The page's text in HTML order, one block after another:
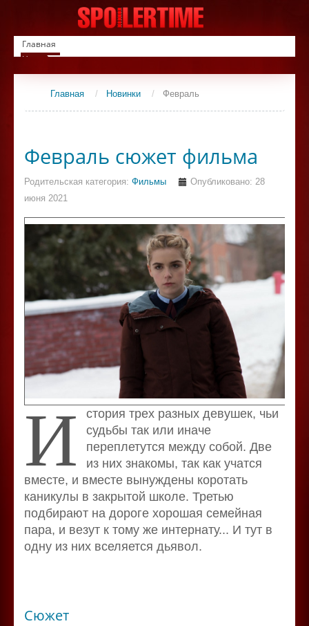
Главная
Новинки
Список фильмов
СериалыГлавная / Новинки / Февраль
Февраль сюжет фильма
Родительская категория: Фильмы
Опубликовано: 28
июня 2021
И стория трех разных девушек, чьи
судьбы так или иначе
переплетутся между собой. Две
из них знакомы, так как учатся
вместе, и вместе вынуждены коротать
каникулы в закрытой школе. Третью
подбирают на дороге хорошая семейная
пара, и везут к тому же интернату... И тут в
одну из них вселяется дьявол.
Сюжет